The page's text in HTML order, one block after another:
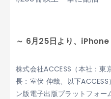
～ 6月25日より、
株式会社ACCESS（本社：東
長：室伏 伸哉、以下
ン版電子出版プラットフォー